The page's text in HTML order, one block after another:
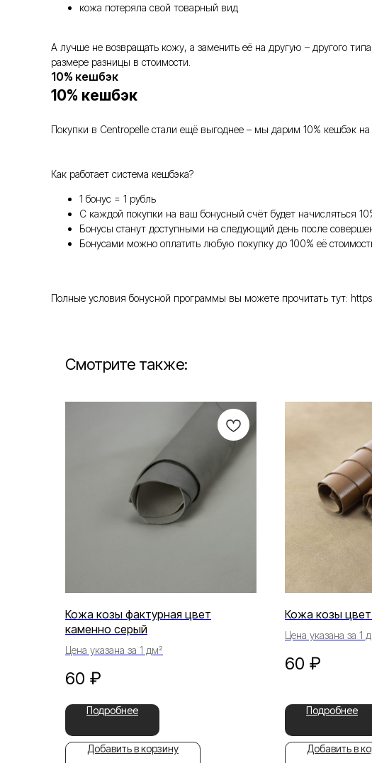
кожа потеряла свой товарный вид
А лучше не возвращать кожу, а заменить её на другую – другого
размере разницы в стоимости.
10% кешбэк
10% кешбэк
Покупки в Centropelle стали ещё выгоднее – мы дарим 10% кешбэк на
Как работает система кешбэка?
1 бонус = 1 рубль
С каждой покупки на ваш бонусный счёт будет начисляться
Бонусы станут доступными на следующий день после
Бонусами можно оплатить любую покупку до 100% её
Полные условия бонусной программы вы можете прочитать тут:
Смотрите также:
Кожа козы фактурная цвет
каменно серый
Цена указана за 1 дм²
60 ₽
Подробнее
Добавить в корзину
Кожа козы
Цена указана за 1
60 ₽
Подробнее
Добавить в